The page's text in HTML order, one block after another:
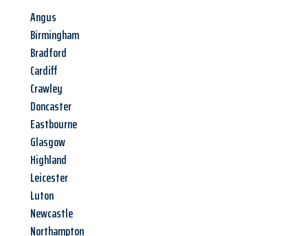
Angus
Birmingham
Bradford
Cardiff
Crawley
Doncaster
Eastbourne
Glasgow
Highland
Leicester
Luton
Newcastle
Northampton